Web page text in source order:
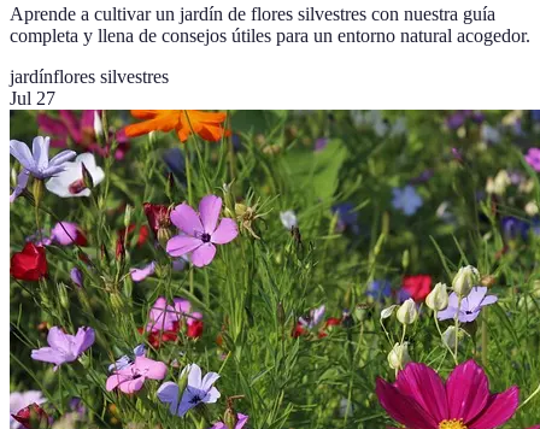
Aprende a cultivar un jardín de flores silvestres con nuestra guía
completa y llena de consejos útiles para un entorno natural acogedor.
jardínflores silvestres
Jul 27